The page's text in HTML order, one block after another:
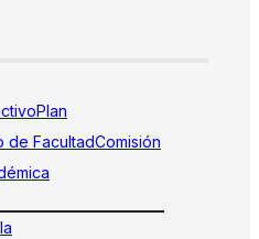
Plan
de FacultadComisión